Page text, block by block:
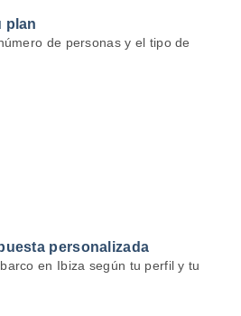
plan
de personas y el tipo de
personalizada
en Ibiza según tu perfil y tu